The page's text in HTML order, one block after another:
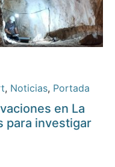
, Noticias, Portada
en La
para investigar